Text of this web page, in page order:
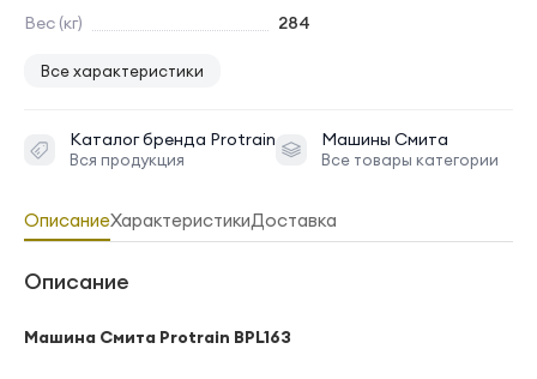
Вес (кг)
284
Все характеристики
Каталог бренда Protrain
Вся продукция
Машины Смита
Все товары категории
ОписаниеХарактеристикиДоставка
Описание
Машина Смита Protrain BPL163